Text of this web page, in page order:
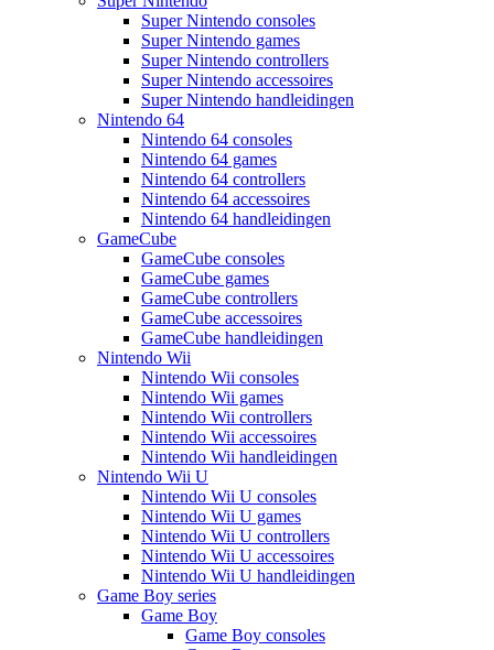
Super Nintendo consoles
Super Nintendo games
Super Nintendo controllers
Super Nintendo accessoires
Super Nintendo handleidingen
Nintendo 64
Nintendo 64 consoles
Nintendo 64 games
Nintendo 64 controllers
Nintendo 64 accessoires
Nintendo 64 handleidingen
GameCube
GameCube consoles
GameCube games
GameCube controllers
GameCube accessoires
GameCube handleidingen
Nintendo Wii
Nintendo Wii consoles
Nintendo Wii games
Nintendo Wii controllers
Nintendo Wii accessoires
Nintendo Wii handleidingen
Nintendo Wii U
Nintendo Wii U consoles
Nintendo Wii U games
Nintendo Wii U controllers
Nintendo Wii U accessoires
Nintendo Wii U handleidingen
Game Boy series
Game Boy
Game Boy consoles